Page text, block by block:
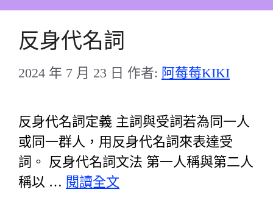
反身代名詞
2024 年 7 月 23 日 作者: 阿莓莓KIKI
反身代名詞定義 主詞與受詞若為同一人
或同一群人，用反身代名詞來表達受
詞。 反身代名詞文法 第一人稱與第二人
稱以 … 閱讀全文